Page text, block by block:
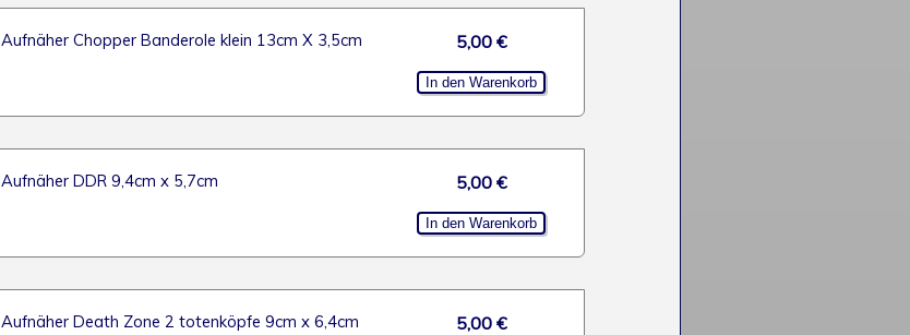
Aufnäher Chopper Banderole klein 13cm X 3,5cm 5,00 €
Aufnäher DDR 9,4cm x 5,7cm 5,00 €
Aufnäher Death Zone 2 totenköpfe 9cm x 6,4cm 5,00 €